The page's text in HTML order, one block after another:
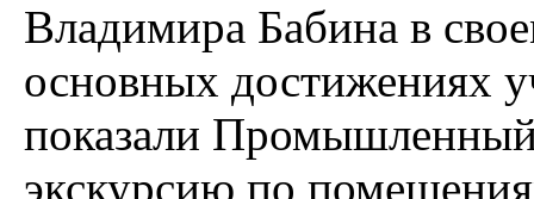
Владимира Бабина в
основных достижениях
показали
экскурсию по